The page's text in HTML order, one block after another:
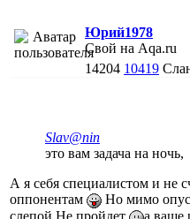
Юрий1978
Свой на Aqa.ru
14204 10419
Slav@nin
это вам задача на ночь,
А я себя специалистом и не
оппонентам
Но мимо
слепой Не пройдет
а ваше